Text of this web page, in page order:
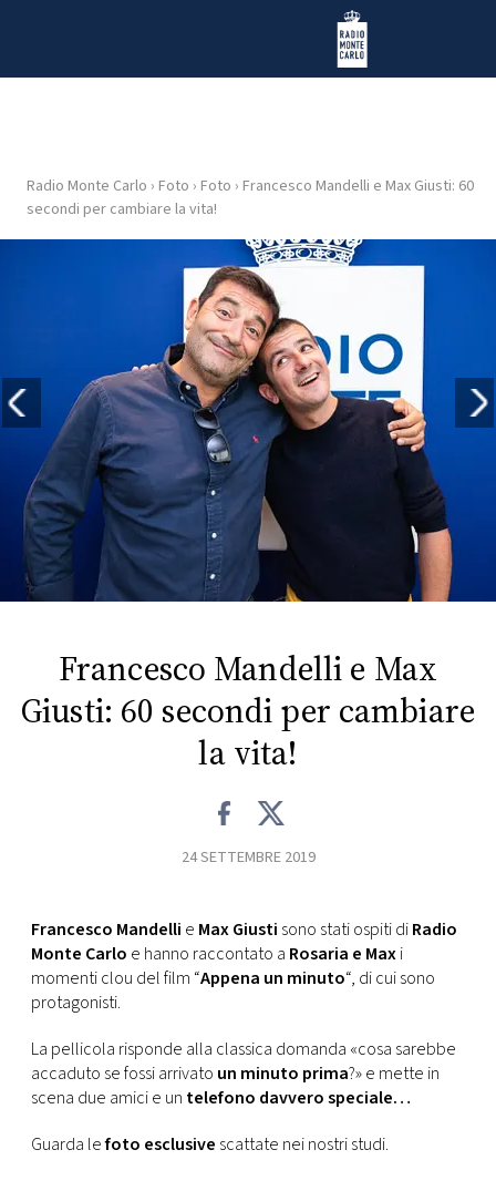
Radio Monte Carlo
HOME
PLAYLIST
NEWS
FOTO
CONCORSI
EVENTI
RMC
CONSIGLIA
Radio Monte Carlo › Foto › Foto › Francesco Mandelli e Max Giusti: 60
secondi per cambiare la vita!
Francesco Mandelli e Max
Giusti: 60 secondi per cambiare
la vita!
24 SETTEMBRE 2019
Francesco Mandelli e Max Giusti sono stati ospiti diRadio
Monte Carlo e hanno raccontato a Rosaria e Maxi
momenti clou del film “Appena un minuto“, di cui sono
protagonisti.
La pellicola risponde alla classica domanda «cosa sarebbe
accaduto se fossi arrivato un minuto prima?» e mette in
scena due amici e un telefono davvero speciale…
Guarda lefoto esclusive scattate nei nostri studi.